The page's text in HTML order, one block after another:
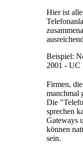
Hier ist
Beispiel:
2001 - UC
Firmen,
manchmal
Die
sprechen
Gateways
können
sein.